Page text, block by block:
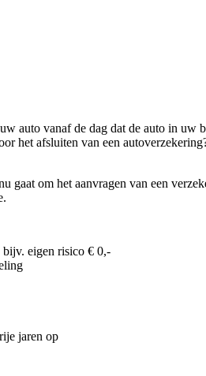
auto vanaf de dag dat de auto in
het afsluiten van een
gaat om het aanvragen van een
bijv. eigen risico € 0,-
jaren op